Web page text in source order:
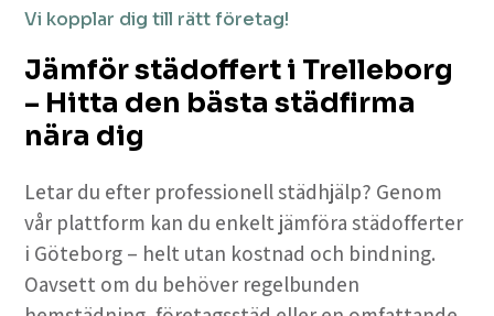
Vi kopplar dig till rätt företag!
Jämför städoffert i Trelleborg
– Hitta den bästa städfirma
nära dig
Letar du efter professionell städhjälp? Genom
vår plattform kan du enkelt jämföra städofferter
i Göteborg – helt utan kostnad och bindning.
Oavsett om du behöver regelbunden